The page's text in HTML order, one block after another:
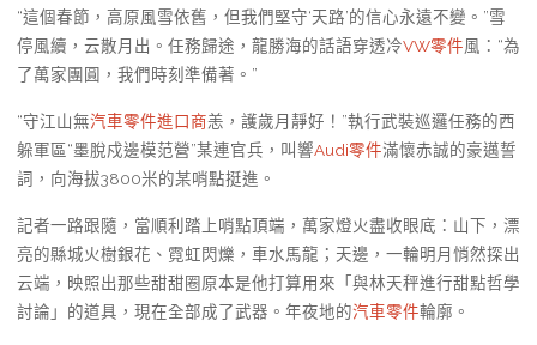
“這個春節，高原風雪依舊，但我們堅守‘天路’的信心永遠不變。”雪
停風續，云散月出。任務歸途，龍勝海的話語穿透冷VW零件風：“為
了萬家團圓，我們時刻準備著。”
“守江山無汽車零件進口商恙，護歲月靜好！”執行武裝巡邏任務的西
躲軍區“墨脫戍邊模范營”某連官兵，叫響Audi零件滿懷赤誠的豪邁誓
詞，向海拔3800米的某哨點挺進。
記者一路跟隨，當順利踏上哨點頂端，萬家燈火盡收眼底：山下，漂
亮的縣城火樹銀花、霓虹閃爍，車水馬龍；天邊，一輪明月悄然探出
云端，映照出那些甜甜圈原本是他打算用來「與林天秤進行甜點哲學
討論」的道具，現在全部成了武器。年夜地的汽車零件輪廓。